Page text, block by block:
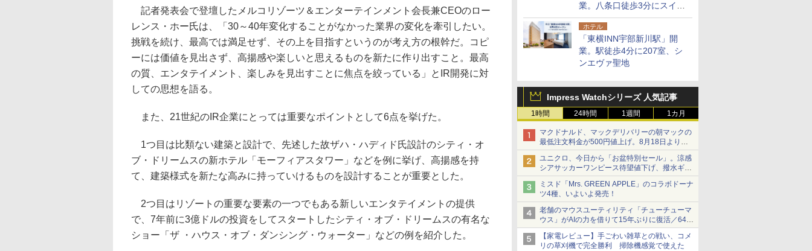
業。八条口徒歩3分にスイー
ト含む全270室、ダイニング
も併設
ホテル
「東横INN宇部新川駅」開
業。駅徒歩4分に207室、シ
ンエヴァ聖地
Impress Watchシリーズ 人気記事
1時間 24時間 1週間 1カ月
マクドナルド、マックデリバリーの朝マックの
最低注文料金が500円値上げ。8月18日より
1,500円から受付
ユニクロ、今日から「お盆特別セール」。涼感
シアサッカーワンピース待望値下げ、撥水ギア
ショーツは1990円に
ミスド「Mrs. GREEN APPLE」のコラボドーナ
ツ4種、いよいよ発売！
老舗のマウスユーティリティ「チューチューマ
ウス」がAIの力を借りて15年ぶりに復活／64bit
化、Windows 10/11、「Chrome」も走り回
る。復活記念で2026年末まで500円
【家電レビュー】手ごわい雑草との戦い、コメ
リの草刈機で完全勝利 掃除機感覚で使えた
記者発表会で登壇したメルコリゾーツ＆エンターテインメント会長兼CEOのロー
レンス・ホー氏は、「30～40年変化することがなかった業界の変化を牽引したい。
挑戦を続け、最高では満足せず、その上を目指すというのが考え方の根幹だ。コピ
ーには価値を見出さず、高揚感や楽しいと思えるものを新たに作り出すこと。最高
の質、エンタテイメント、楽しみを見出すことに焦点を絞っている」とIR開発に対
しての思想を語る。
また、21世紀のIR企業にとっては重要なポイントとして6点を挙げた。
1つ目は比類ない建築と設計で、先述した故ザハ・ハディド氏設計のシティ・オ
ブ・ドリームスの新ホテル「モーフィアスタワー」などを例に挙げ、高揚感を持
て、建築様式を新たな高みに持っていけるものを設計することが重要とした。
2つ目はリゾートの重要な要素の一つでもある新しいエンタテイメントの提供
で、7年前に3億ドルの投資をしてスタートしたシティ・オブ・ドリームスの有名な
ショー「ザ ・ハウス・オブ・ダンシング・ウォーター」などの例を紹介した。